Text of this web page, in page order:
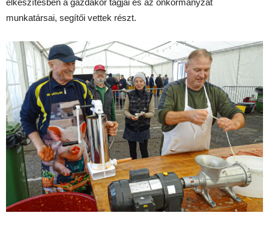
elkészítésben a gazdakör tagjai és az önkormányzat
munkatársai, segítői vettek részt.